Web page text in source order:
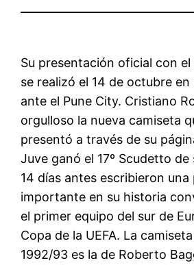
Su presentación oficial con
se realizó el 14 de octubre
ante el Pune City. Cristiano
orgulloso la nueva camiseta
presentó a través de su
Juve ganó el 17º Scudetto
14 días antes escribieron una
importante en su historia
el primer equipo del sur de
Copa de la UEFA. La
1992/93 es la de Roberto